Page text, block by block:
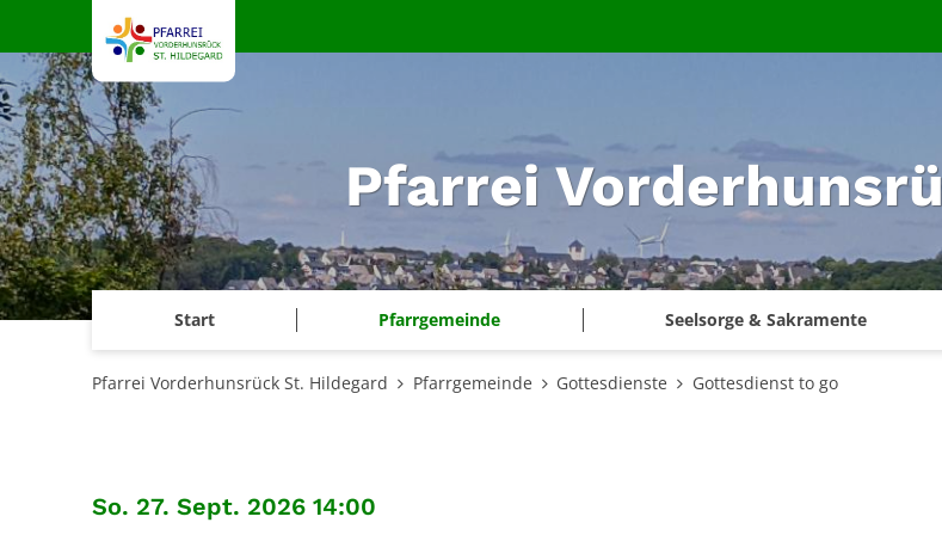
Zum Inhalt springen
Pfarrei
Start Pfarrgemeinde Seelsorge & Sakramente
Pfarrei Vorderhunsrück St. Hildegard Pfarrgemeinde Gottesdienste Gottesdienst to go
So. 27. Sept. 2026 14:00